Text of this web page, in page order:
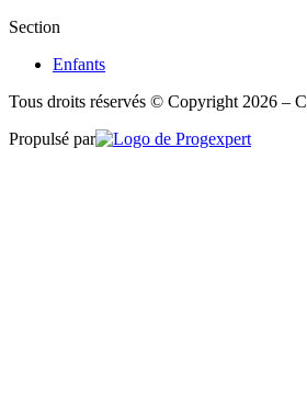
Section
Enfants
Tous droits réservés © Copyright 2026 –
Propulsé par